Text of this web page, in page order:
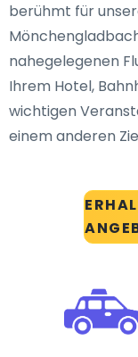
berühmt für
nahegelegenen
Ihrem Hotel,
wichtigen
einem anderen